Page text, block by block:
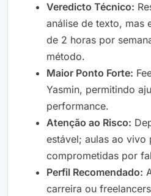
Veredicto Técnico:
análise de texto, mas
de 2 horas por
método.
Maior Ponto Forte:
Yasmin, permitindo
performance.
Atenção ao Risco:
estável; aulas ao vivo
comprometidas por
Perfil Recomendado:
carreira ou